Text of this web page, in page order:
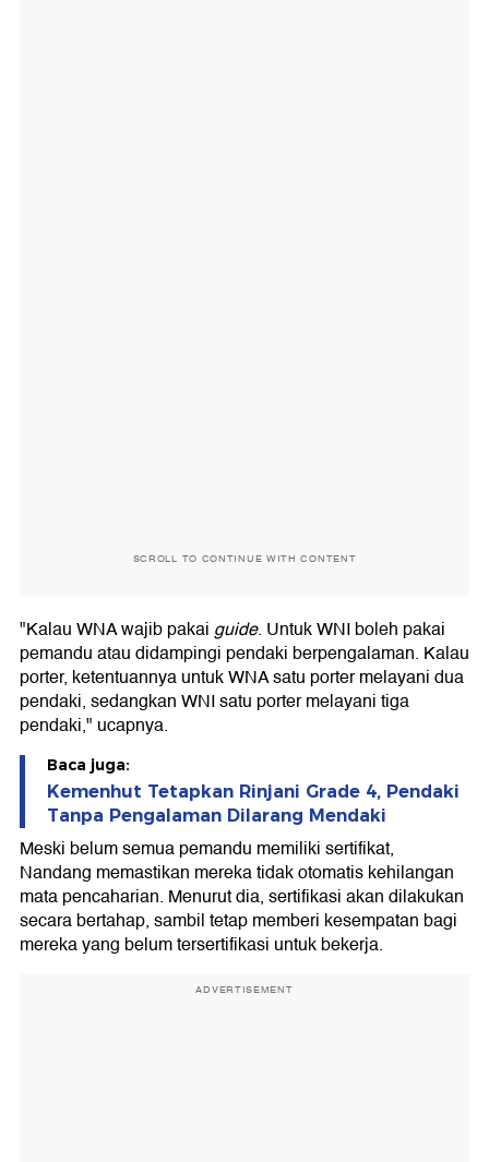
SCROLL TO CONTINUE WITH CONTENT
"Kalau WNA wajib pakaiguide. Untuk WNI boleh pakai
pemandu atau didampingi pendaki berpengalaman. Kalau
porter, ketentuannya untuk WNA satu porter melayani dua
pendaki, sedangkan WNI satu porter melayani tiga
pendaki," ucapnya.
Baca juga:
Kemenhut Tetapkan Rinjani Grade 4, Pendaki
Tanpa Pengalaman Dilarang Mendaki
Meski belum semua pemandu memiliki sertifikat,
Nandang memastikan mereka tidak otomatis kehilangan
mata pencaharian. Menurut dia, sertifikasi akan dilakukan
secara bertahap, sambil tetap memberi kesempatan bagi
mereka yang belum tersertifikasi untuk bekerja.
ADVERTISEMENT